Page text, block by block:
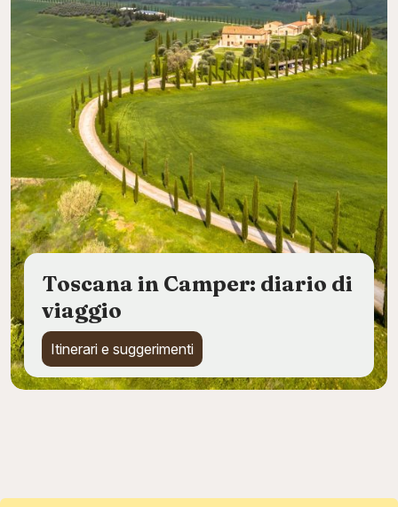
Toscana in Camper: diario di
viaggio
Itinerari e suggerimenti